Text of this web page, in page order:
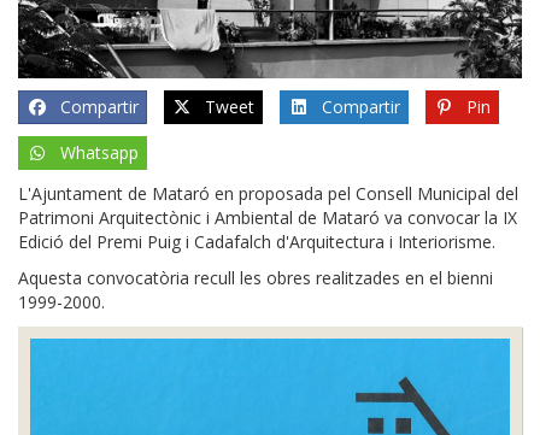
Compartir Tweet Compartir
Pin
Whatsapp
L'Ajuntament de Mataró en proposada pel Consell Municipal del
Patrimoni Arquitectònic i Ambiental de Mataró va convocar la IX
Edició del Premi Puig i Cadafalch d'Arquitectura i Interiorisme.
Aquesta convocatòria recull les obres realitzades en el bienni
1999-2000.